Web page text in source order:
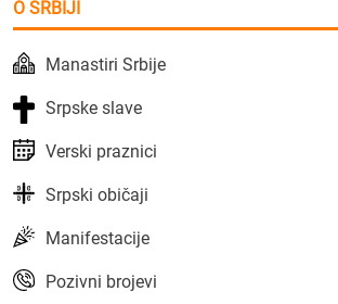
O SRBIJI
Manastiri Srbije
Srpske slave
Verski praznici
Srpski običaji
Manifestacije
Pozivni brojevi